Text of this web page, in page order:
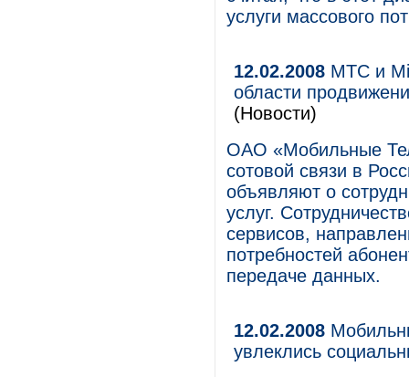
услуги массового
12.02.2008 МТС и
области
(Новости)
ОАО «Мобильные
сотовой связи в
объявляют о
услуг.
сервисов,
потребностей
передаче данных.
12.02.2008
увлеклись